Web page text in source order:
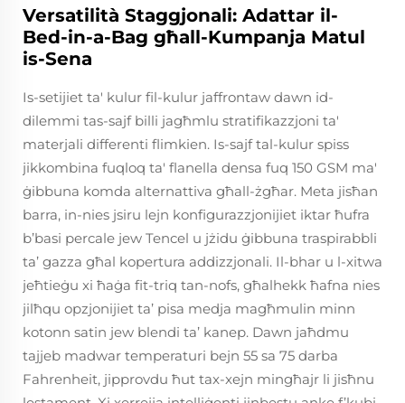
Versatilità Staggjonali: Adattar il-
Bed-in-a-Bag għall-Kumpanja Matul
is-Sena
Is-setijiet ta' kulur fil-kulur jaffrontaw dawn id-
dilemmi tas-sajf billi jagħmlu stratifikazzjoni ta'
materjali differenti flimkien. Is-sajf tal-kulur spiss
jikkombina fuqloq ta' flanella densa fuq 150 GSM ma'
ġibbuna komda alternattiva għall-żgħar. Meta jisħan
barra, in-nies jsiru lejn konfigurazzjonijiet iktar ħufra
b’basi percale jew Tencel u jżidu ġibbuna traspirabbli
ta’ gazza għal kopertura addizzjonali. Il-bhar u l-xitwa
jeħtieġu xi ħaġa fit-triq tan-nofs, għalhekk ħafna nies
jilħqu opzjonijiet ta’ pisa medja magħmulin minn
kotonn satin jew blendi ta’ kanep. Dawn jaħdmu
tajjeb madwar temperaturi bejn 55 sa 75 darba
Fahrenheit, jipprovdu ħut tax-xejn mingħajr li jisħnu